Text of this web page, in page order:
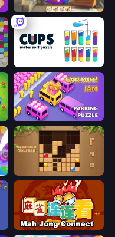
Yarn Fever! Unravel Puzzle
Cups - Water Sort Puzzle
Car OUT! Jam Parking Puzzle
Wood Block Journey
Mahjong Connect (Legacy)